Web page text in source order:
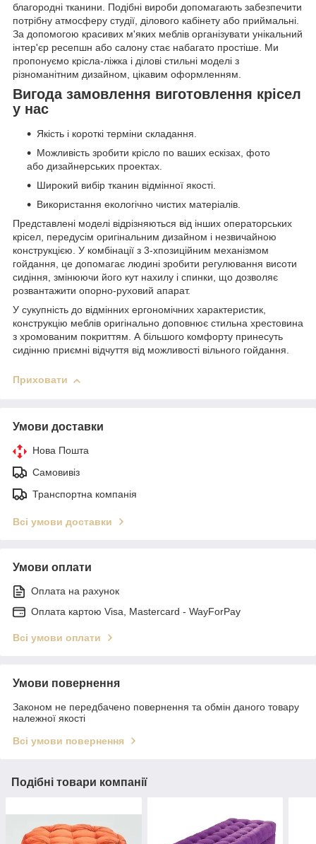
благородні тканини. Подібні вироби допомагають забезпечити
потрібну атмосферу студії, ділового кабінету або приймальні.
За допомогою красивих м'яких меблів організувати унікальний
інтер'єр ресепшн або салону стає набагато простіше. Ми
пропонуємо крісла-ліжка і ділові стильні моделі з
різноманітним дизайном, цікавим оформленням.
Вигода замовлення виготовлення крісел
у нас
Якість і короткі терміни складання.
Можливість зробити крісло по ваших ескізах, фото
або дизайнерських проектах.
Широкий вибір тканин відмінної якості.
Використання екологічно чистих матеріалів.
Представлені моделі відрізняються від інших операторських
крісел, передусім оригінальним дизайном і незвичайною
конструкцією. У комбінації з 3-хпозиційним механізмом
гойдання, це допомагає людині зробити регулювання висоти
сидіння, змінюючи його кут нахилу і спинки, що дозволяє
розвантажити опорно-руховий апарат.
У сукупність до відмінних ергономічних характеристик,
конструкцію меблів оригінально доповнює стильна хрестовина
з хромованим покриттям. А більшого комфорту принесуть
сидінню приємні відчуття від можливості вільного гойдання.
Приховати
Умови доставки
Нова Пошта
Самовивіз
Транспортна компанія
Всі умови доставки
Умови оплати
Оплата на рахунок
Оплата картою Visa, Mastercard - WayForPay
Всі умови оплати
Умови повернення
Законом не передбачено повернення та обмін даного товару
належної якості
Всі умови повернення
Подібні товари компанії